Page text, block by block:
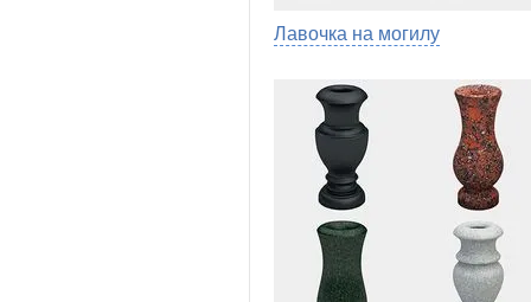
Лавочка на могилу